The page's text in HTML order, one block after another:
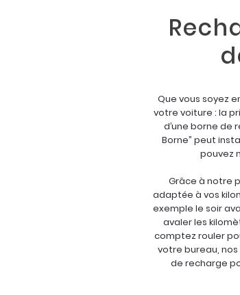
Que vous soyez
votre voiture : la
d’une borne de
Borne” peut
pouvez
Grâce à notre
adaptée à vos
exemple le soir
avaler les
comptez rouler
votre bureau,
de recharge